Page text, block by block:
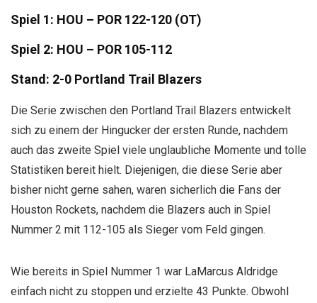
Spiel 1: HOU – POR 122-120 (OT)
Spiel 2: HOU – POR 105-112
Stand: 2-0 Portland Trail Blazers
Die Serie zwischen den Portland Trail Blazers entwickelt
sich zu einem der Hingucker der ersten Runde, nachdem
auch das zweite Spiel viele unglaubliche Momente und tolle
Statistiken bereit hielt. Diejenigen, die diese Serie aber
bisher nicht gerne sahen, waren sicherlich die Fans der
Houston Rockets, nachdem die Blazers auch in Spiel
Nummer 2 mit 112-105 als Sieger vom Feld gingen.
Wie bereits in Spiel Nummer 1 war LaMarcus Aldridge
einfach nicht zu stoppen und erzielte 43 Punkte. Obwohl